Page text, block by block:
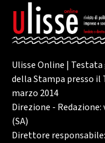
Ulisse Online |
della Stampa presso il
marzo 2014
Direzione - Redazione:
(SA)
Direttore